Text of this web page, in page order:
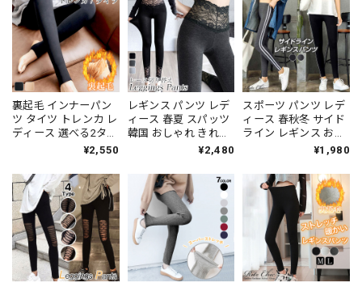
人可愛い 大人女子
[LS-CFP031]
可愛い 大人女子 [LS-
CFP030]
大人女子 [LW-
CEP014]
裏起毛 インナーパン
ツ タイツ トレンカ レ
ディース 選べる2タイ
プ 防寒 保温 おしゃれ
シンプル 韓国 ハイウ
エスト レギンス 大人
可愛い 大人女子 [LW-
CEI003]
¥2,550
レギンス パンツ レデ
ィース 春夏 スパッツ
韓国 おしゃれ きれい
め 大人 かわいい レー
ハイウエスト モダー
ル ストレッチ スキニ
ー 大人可愛い 大人女
子 [LS-CEP016]
¥2,480
スポーツ パンツ レデ
ィース 春秋冬 サイド
ライン レギンス おし
ゃれ 大人 かわいい ル
ガ スキニー ボトムス
大人可愛い 大人女子
[LW-CDP010]
¥1,980